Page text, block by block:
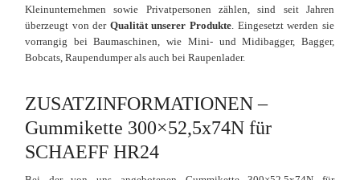
Kleinunternehmen sowie Privatpersonen zählen, sind seit Jahren
überzeugt von der Qualität unserer Produkte. Eingesetzt werden sie
vorrangig bei Baumaschinen, wie Mini- und Midibagger, Bagger,
Bobcats, Raupendumper als auch bei Raupenlader.
ZUSATZINFORMATIONEN –
Gummikette 300×52,5x74N für
SCHAEFF HR24